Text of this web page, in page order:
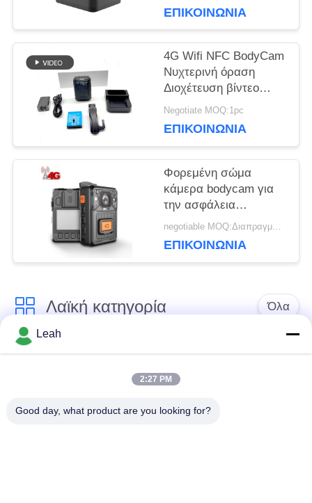
ΥΠΟΘΈΣΕΙΣ
ΖΗΤΉΣΤΕ
ΜΙΑ
ΠΡΟΣΦΟΡΆ
SITEMAP
ΠΟΛΙΤΙΚΉ
ΑΠΟΡΡΉΤΟΥ
στρατεύματα
μάχης
ΕΠΙΚΟΙΝΩΝΊΑ
4G Wifi NFC BodyCam
Νυχτερινή όραση
Διοχέτευση βίντεο
ήχου επικοινωνίας
Negotiate MOQ:1pc
ΕΠΙΚΟΙΝΩΝΊΑ
Φορεμένη σώμα
κάμερα bodycam για
την ασφάλεια
πυροσβεστών
VMS τη διαχείριση
negotiable MOQ:Διαπραγματεύσιμος
ΕΠΙΚΟΙΝΩΝΊΑ
Λαϊκή κατηγορία Όλα
Φορεμένες
Κάμερες σώματος
αστυνομίας
4G φορεμένη σώμα
Κάμερα κρανών
Leah
2:27 PM
Good day, what product are you looking for?